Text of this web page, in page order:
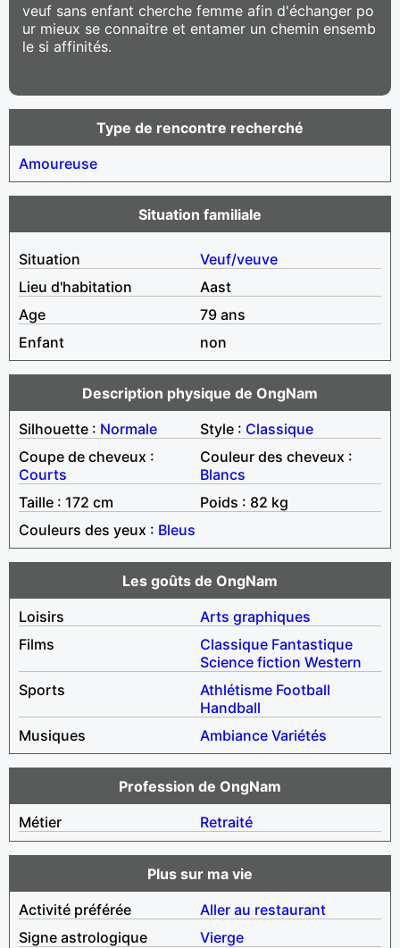
veuf sans enfant cherche femme afin d'échanger po
ur mieux se connaitre et entamer un chemin ensemb
le si affinités.
Type de rencontre recherché
Amoureuse
Situation familiale
Situation
Veuf/veuve
Lieu d'habitation
Aast
Age
79 ans
Enfant
non
Description physique de OngNam
Silhouette : Normale Style : Classique
Coupe de cheveux :
Courts
Couleur des cheveux :
Blancs
Taille : 172 cm
Poids : 82 kg
Couleurs des yeux : Bleus
Les goûts de OngNam
Loisirs
Arts graphiques
Films
Classique Fantastique
Science fiction Western
Sports
Athlétisme Football
Handball
Musiques
Ambiance Variétés
Profession de OngNam
Métier
Retraité
Plus sur ma vie
Activité préférée
Aller au restaurant
Signe astrologique
Vierge